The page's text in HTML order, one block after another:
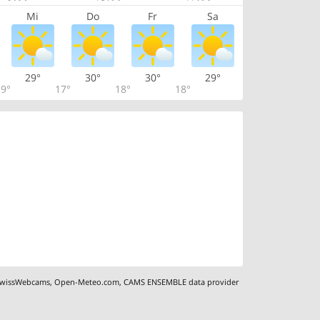
Mi Do Fr Sa
29°
17°
30°
18°
30°
18°
29°
,Open-Meteo.com,CAMS ENSEMBLE data provider